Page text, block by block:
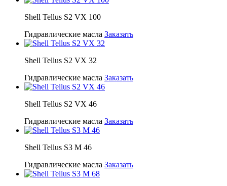
Shell Tellus S2 VX 100
Гидравлические масла Заказать
Shell Tellus S2 VX 32
Гидравлические масла Заказать
Shell Tellus S2 VX 46
Гидравлические масла Заказать
Shell Tellus S3 M 46
Гидравлические масла Заказать